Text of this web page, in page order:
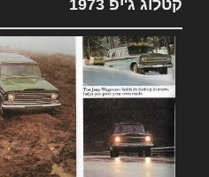
קטלוג ג'יפ 1973